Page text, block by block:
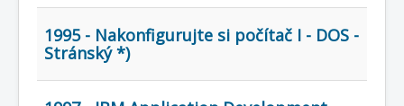
1995 - Nakonfigurujte si počítač I - DOS -
Stránský *)